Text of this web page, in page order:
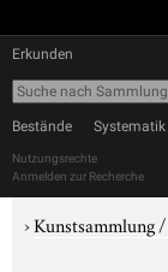
Erkunden
Bestände Systematik
Nutzungsrechte
Anmelden zur Recherche
›Kunstsammlung